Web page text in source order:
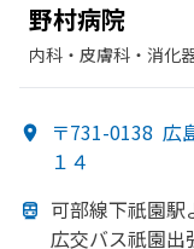
野村病院
内科・​皮膚科・​消化
〒731-0138 広
１４
可部線下祇園駅
広交バス祇園出